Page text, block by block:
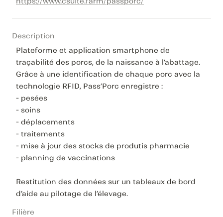
Description
Plateforme et application smartphone de
traçabilité des porcs, de la naissance à l’abattage.
Grâce à une identification de chaque porc avec la
technologie RFID, Pass’Porc enregistre :
- pesées
- soins
- déplacements
- traitements
- mise à jour des stocks de produtis pharmacie
- planning de vaccinations
Restitution des données sur un tableaux de bord
d’aide au pilotage de l’élevage.
Filière